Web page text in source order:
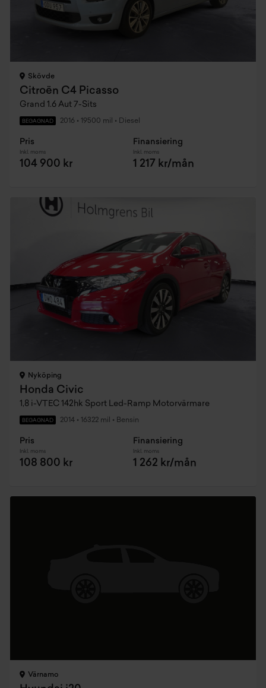
Skövde
Citroën C4 Picasso
Grand 1.6 Aut 7-Sits
BEGAGNAD 2016 • 19500 mil • Diesel
Pris
Inkl. moms
104 900 kr
Finansiering
Inkl. moms
1 217 kr/mån
Nyköping
Honda Civic
1,8 i-VTEC 142hk Sport Led-Ramp Motorvärmare
BEGAGNAD 2014 • 16322 mil • Bensin
Pris
Inkl. moms
108 800 kr
Finansiering
Inkl. moms
1 262 kr/mån
Värnamo